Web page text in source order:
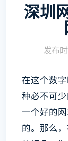
深圳
发布
在这个数
种必不可
一个好的
的。那么